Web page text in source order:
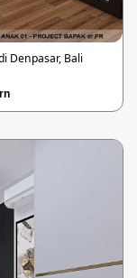
Denpasar, Bali